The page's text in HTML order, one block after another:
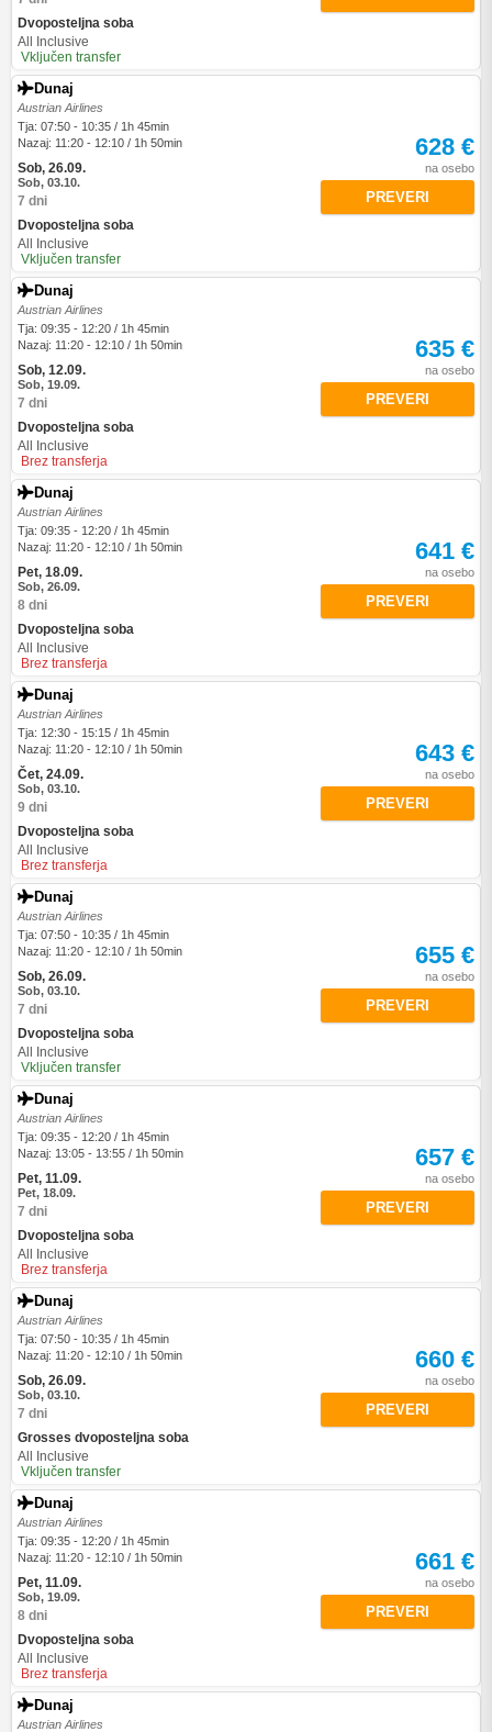
Dvoposteljna soba
All Inclusive
Vključen transfer
Dunaj
Austrian Airlines
Tja: 07:50 - 10:35 / 1h 45min
Nazaj: 11:20 - 12:10 / 1h 50min
Sob, 26.09.
Sob, 03.10.
7 dni
Dvoposteljna soba
All Inclusive
Vključen transfer
628 €
na osebo
PREVERI
Dunaj
Austrian Airlines
Tja: 09:35 - 12:20 / 1h 45min
Nazaj: 11:20 - 12:10 / 1h 50min
Sob, 12.09.
Sob, 19.09.
7 dni
Dvoposteljna soba
All Inclusive
Brez transferja
635 €
na osebo
PREVERI
Dunaj
Austrian Airlines
Tja: 09:35 - 12:20 / 1h 45min
Nazaj: 11:20 - 12:10 / 1h 50min
Pet, 18.09.
Sob, 26.09.
8 dni
Dvoposteljna soba
All Inclusive
Brez transferja
641 €
na osebo
PREVERI
Dunaj
Austrian Airlines
Tja: 12:30 - 15:15 / 1h 45min
Nazaj: 11:20 - 12:10 / 1h 50min
Čet, 24.09.
Sob, 03.10.
9 dni
Dvoposteljna soba
All Inclusive
Brez transferja
643 €
na osebo
PREVERI
Dunaj
Austrian Airlines
Tja: 07:50 - 10:35 / 1h 45min
Nazaj: 11:20 - 12:10 / 1h 50min
Sob, 26.09.
Sob, 03.10.
7 dni
Dvoposteljna soba
All Inclusive
Vključen transfer
655 €
na osebo
PREVERI
Dunaj
Austrian Airlines
Tja: 09:35 - 12:20 / 1h 45min
Nazaj: 13:05 - 13:55 / 1h 50min
Pet, 11.09.
Pet, 18.09.
7 dni
Dvoposteljna soba
All Inclusive
Brez transferja
657 €
na osebo
PREVERI
Dunaj
Austrian Airlines
Tja: 07:50 - 10:35 / 1h 45min
Nazaj: 11:20 - 12:10 / 1h 50min
Sob, 26.09.
Sob, 03.10.
7 dni
Grosses dvoposteljna soba
All Inclusive
Vključen transfer
660 €
na osebo
PREVERI
Dunaj
Austrian Airlines
Tja: 09:35 - 12:20 / 1h 45min
Nazaj: 11:20 - 12:10 / 1h 50min
Pet, 11.09.
Sob, 19.09.
8 dni
Dvoposteljna soba
All Inclusive
Brez transferja
661 €
na osebo
PREVERI
Dunaj
Austrian Airlines